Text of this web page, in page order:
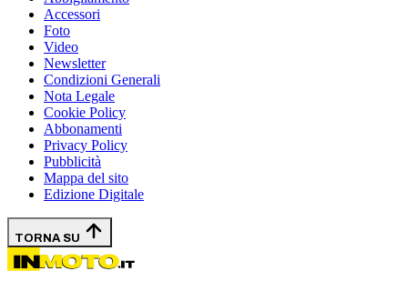
Accessori
Foto
Video
Newsletter
Condizioni Generali
Nota Legale
Cookie Policy
Abbonamenti
Privacy Policy
Pubblicità
Mappa del sito
Edizione Digitale
TORNA SU